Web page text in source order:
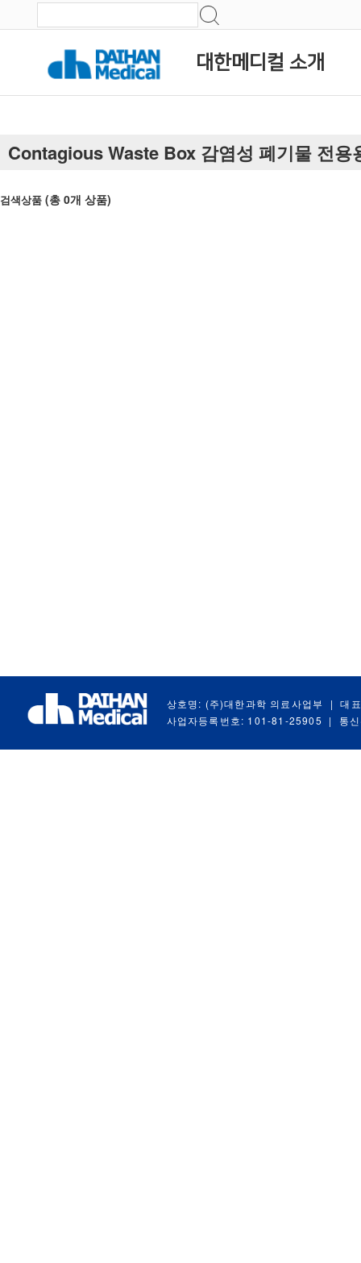
대한메디컬 소개
Contagious Waste Box 감염성 폐기물 전용
검색상품 (총 0개 상품)
상호명: (주)대한과학 의료사업부 |
대
사업자등록번호: 101-81-25905
| 통